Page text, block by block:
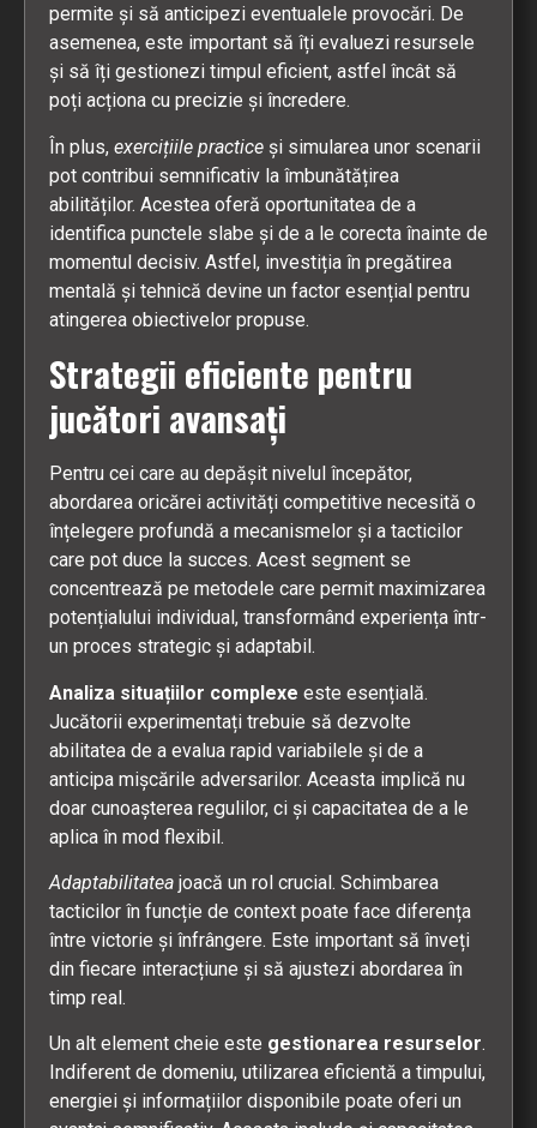
permite și să anticipezi eventualele provocări. De
asemenea, este important să îți evaluezi resursele
și să îți gestionezi timpul eficient, astfel încât să
poți acționa cu precizie și încredere.
În plus, exercițiile practice și simularea unor scenarii
pot contribui semnificativ la îmbunătățirea
abilităților. Acestea oferă oportunitatea de a
identifica punctele slabe și de a le corecta înainte de
momentul decisiv. Astfel, investiția în pregătirea
mentală și tehnică devine un factor esențial pentru
atingerea obiectivelor propuse.
Strategii eficiente pentru
jucători avansați
Pentru cei care au depășit nivelul începător,
abordarea oricărei activități competitive necesită o
înțelegere profundă a mecanismelor și a tacticilor
care pot duce la succes. Acest segment se
concentrează pe metodele care permit maximizarea
potențialului individual, transformând experiența într-
un proces strategic și adaptabil.
Analiza situațiilor complexe este esențială.
Jucătorii experimentați trebuie să dezvolte
abilitatea de a evalua rapid variabilele și de a
anticipa mișcările adversarilor. Aceasta implică nu
doar cunoașterea regulilor, ci și capacitatea de a le
aplica în mod flexibil.
Adaptabilitatea joacă un rol crucial. Schimbarea
tacticilor în funcție de context poate face diferența
între victorie și înfrângere. Este important să înveți
din fiecare interacțiune și să ajustezi abordarea în
timp real.
Un alt element cheie este gestionarea resurselor.
Indiferent de domeniu, utilizarea eficientă a timpului,
energiei și informațiilor disponibile poate oferi un